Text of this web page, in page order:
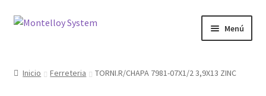
Ir
Ir
Menú
Inicio Ferreteria TORNI.R/CHAPA 7981-07X1/2 3,9X13 ZINC